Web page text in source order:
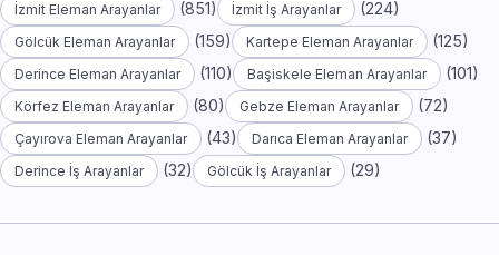
İzmit Eleman Arayanlar (851) İzmit İş Arayanlar (224)
Gölcük Eleman Arayanlar (159) Kartepe Eleman Arayanlar (125)
Derince Eleman Arayanlar (110) Başiskele Eleman Arayanlar (101)
Körfez Eleman Arayanlar (80) Gebze Eleman Arayanlar (72)
Çayırova Eleman Arayanlar (43) Darıca Eleman Arayanlar (37)
Derince İş Arayanlar (32) Gölcük İş Arayanlar (29)